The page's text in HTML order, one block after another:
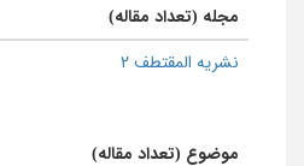
مجله (تعداد مقاله)
نشریه المقتطف 2
موضوع (تعداد مقاله)